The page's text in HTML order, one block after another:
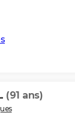
(91 ans)